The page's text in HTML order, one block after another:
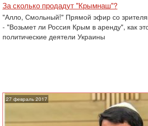
За сколько продадут "Крымнаш"?
"Алло, Смольный!" Прямой эфир со
- "Возьмет ли Россия Крым в аренду", как
политические деятели Украины
27 февраль 2017